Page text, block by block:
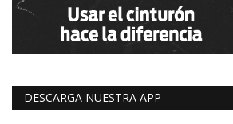
DESCARGA NUESTRA APP